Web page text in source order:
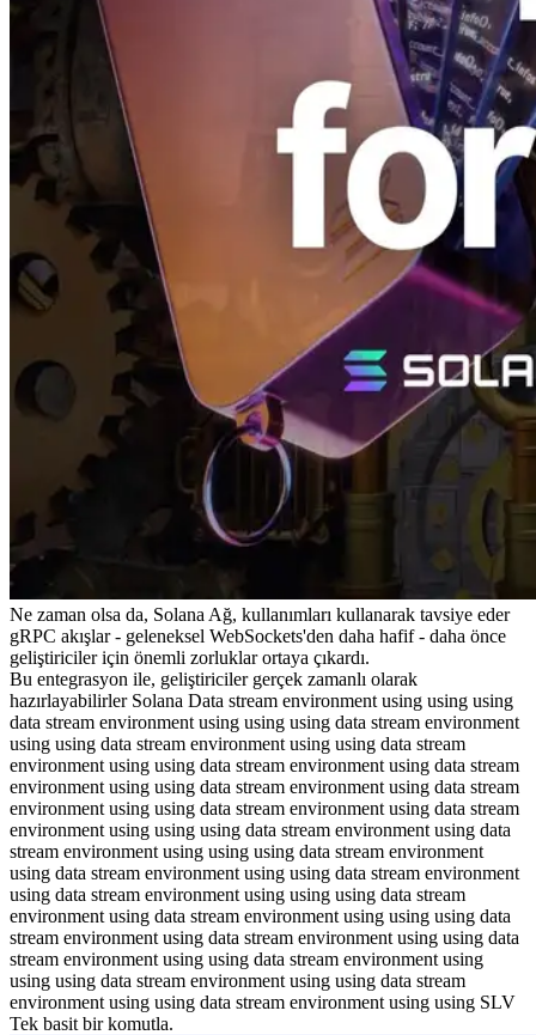
Ne zaman olsa da, Solana Ağ, kullanımları kullanarak tavsiye eder
gRPC akışlar - geleneksel WebSockets'den daha hafif - daha önce
geliştiriciler için önemli zorluklar ortaya çıkardı.
Bu entegrasyon ile, geliştiriciler gerçek zamanlı olarak
hazırlayabilirler Solana Data stream environment using using using
data stream environment using using using data stream environment
using using data stream environment using using data stream
environment using using data stream environment using data stream
environment using using data stream environment using data stream
environment using using data stream environment using data stream
environment using using using data stream environment using data
stream environment using using using data stream environment
using data stream environment using using data stream environment
using data stream environment using using using data stream
environment using data stream environment using using using data
stream environment using data stream environment using using data
stream environment using using data stream environment using
using using data stream environment using using data stream
environment using using data stream environment using using SLV
Tek basit bir komutla.